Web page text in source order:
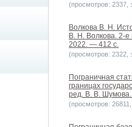
(просмотров: 2337,
Волкова В. Н.
В. Н. Волкова.
2022. — 412 с.
(просмотров: 2322,
Пограничная
границах
ред. В. В.
(просмотров: